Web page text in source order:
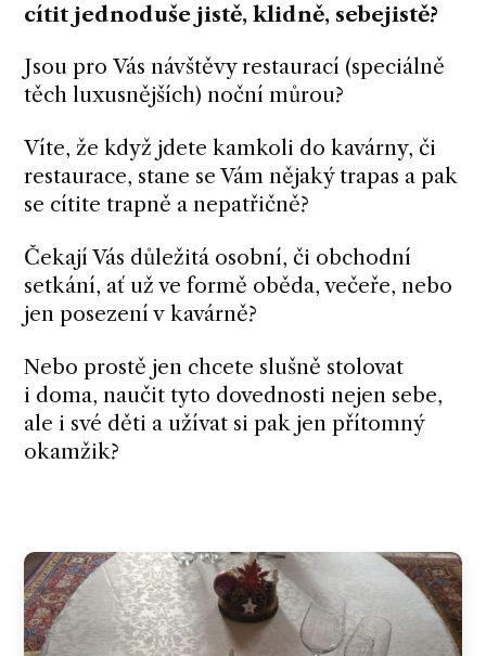
cítit jednoduše jistě, klidně, sebejistě?
Jsou pro Vás návštěvy restaurací (speciálně
těch luxusnějších) noční můrou?
Víte, že když jdete kamkoli do kavárny, či
restaurace, stane se Vám nějaký trapas a pak
se cítite trapně a nepatřičně?
Čekají Vás důležitá osobní, či obchodní
setkání, ať už ve formě oběda, večeře, nebo
jen posezení v kavárně?
Nebo prostě jen chcete slušně stolovat
i doma, naučit tyto dovednosti nejen sebe,
ale i své děti a užívat si pak jen přítomný
okamžik?